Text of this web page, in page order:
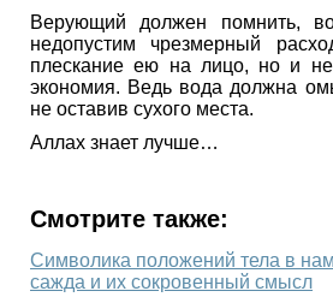
Верующий должен помнить,
недопустим чрезмерный
плескание ею на лицо, но и не
экономия. Ведь вода должна
не оставив сухого места.
Аллах знает лучше…
Смотрите также:
Символика положений тела в
сажда и их сокровенный смысл